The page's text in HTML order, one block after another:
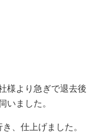
様より急ぎで退去後
いました。
、仕上げました。